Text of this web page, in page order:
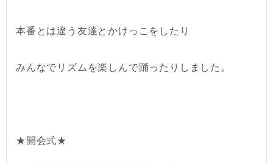
本番とは違う友達とかけっこをしたり
みんなでリズムを楽しんで踊ったりしました。
★開会式★